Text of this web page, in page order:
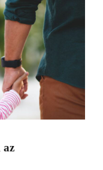
az